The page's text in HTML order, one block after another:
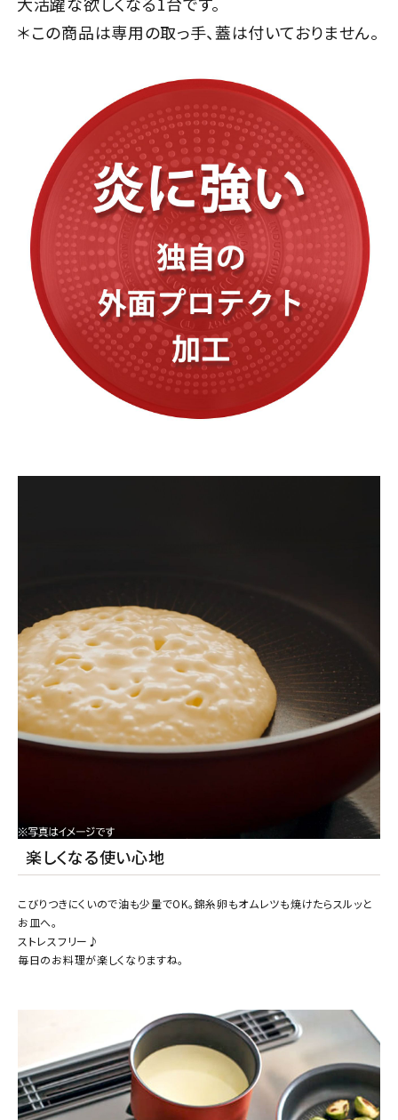
＊この商品は専用の取っ手、蓋は付いておりません。
楽しくなる使い心地
こびりつきにくいので油も少量でOK。錦糸卵もオムレツも焼けたらスルッと
お皿へ。
ストレスフリー♪
毎日のお料理が楽しくなりますね。